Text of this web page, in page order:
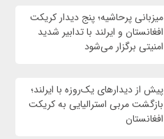
میزبانی پرحاشیه؛ پنج دیدار کریکت
افغانستان و ایرلند با تدابیر شدید
امنیتی برگزار می‌شود
پیش از دیدارهای یک‌روزه با ایرلند؛
بازگشت مربی استرالیایی به کریکت
افغانستان